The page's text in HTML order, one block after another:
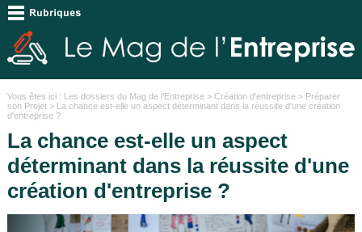
Vous êtes ici : Les dossiers du Mag de l'Entreprise> Création d'entreprise> Préparer
son Projet> La chance est-elle un aspect déterminant dans la réussite d'une création
d'entreprise ?
La chance est-elle un aspect
déterminant dans la réussite d'une
création d'entreprise ?